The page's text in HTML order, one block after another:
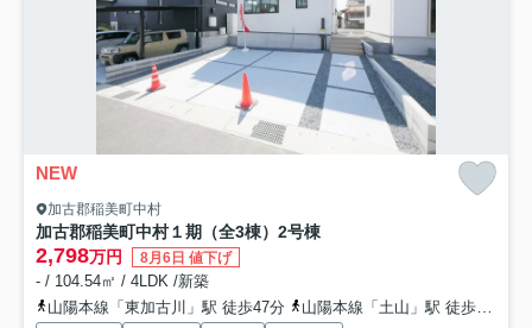
NEW
加古郡稲美町中村
加古郡稲美町中村１期（全3棟）2号棟
2,798万円 8月6日 値下げ
- / 104.54㎡ / 4LDK /新築
山陽本線「東加古川」駅 徒歩47分
山陽本線「土山」駅 徒歩55分